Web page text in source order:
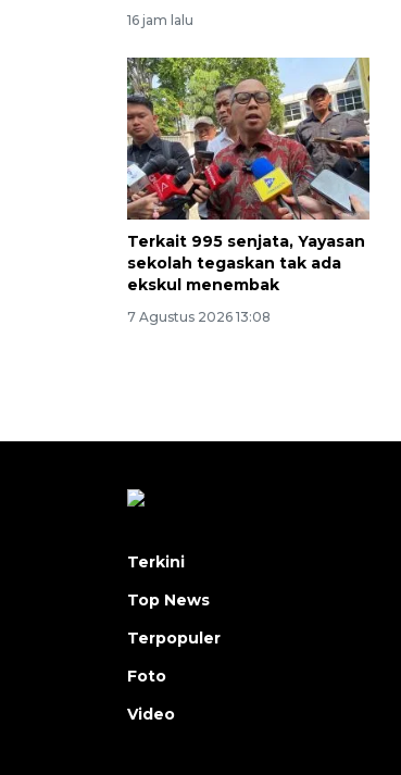
16 jam lalu
Terkait 995 senjata, Yayasan
sekolah tegaskan tak ada
ekskul menembak
7 Agustus 2026 13:08
Terkini
Top News
Terpopuler
Foto
Video